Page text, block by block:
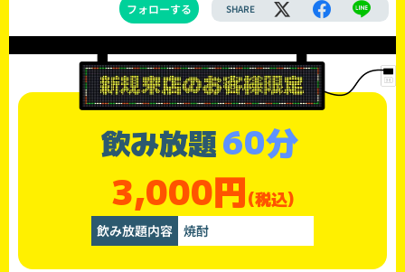
フォローする SHARE
飲み放題60分
3,000円(税込)
飲み放題内容 焼酎